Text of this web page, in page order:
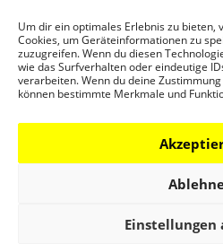
Um dir ein optimales Erlebnis zu bieten,
Cookies, um Geräteinformationen zu
zuzugreifen. Wenn du diesen
wie das Surfverhalten oder eindeutige
verarbeiten. Wenn du deine
können bestimmte Merkmale und
Einstellungen
ORT
GOOGLE
BAUHERRENSEMINAR